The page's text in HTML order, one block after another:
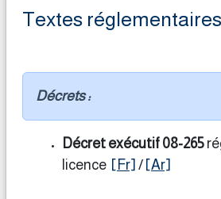
Textes réglementaires
Décrets :
Décret exécutif 08-265
licence [Fr] / [Ar]